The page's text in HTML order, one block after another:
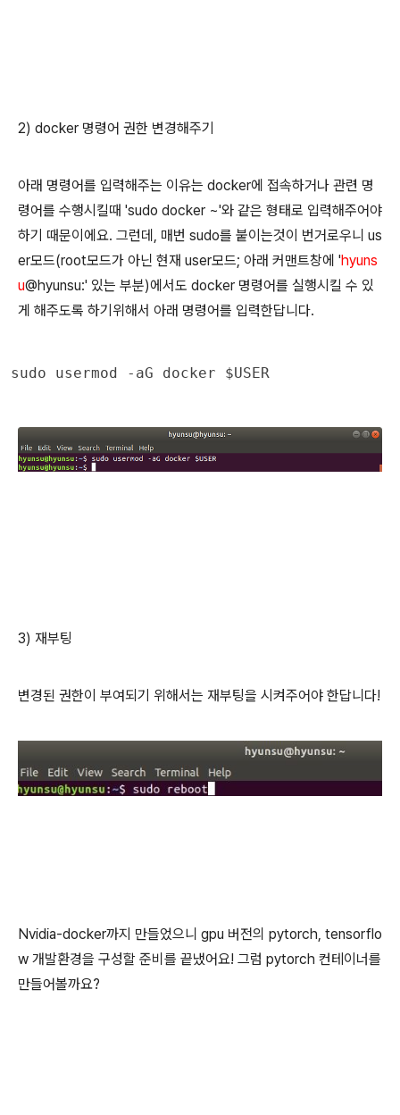
2) docker 명령어 권한 변경해주기
아래 명령어를 입력해주는 이유는 docker에 접속하거나 관련 명
령어를 수행시킬때 'sudo docker ~'와 같은 형태로 입력해주어야
하기 때문이에요. 그런데, 매번 sudo를 붙이는것이 번거로우니 us
er모드(root모드가 아닌 현재 user모드; 아래 커맨트창에 'hyuns
u@hyunsu:' 있는 부분)에서도 docker 명령어를 실행시킬 수 있
게 해주도록 하기위해서 아래 명령어를 입력한답니다.
sudo usermod -aG docker $USER
3) 재부팅
변경된 권한이 부여되기 위해서는 재부팅을 시켜주어야 한답니다!
Nvidia-docker까지 만들었으니 gpu 버전의 pytorch, tensorflo
w 개발환경을 구성할 준비를 끝냈어요! 그럼 pytorch 컨테이너를
만들어볼까요?